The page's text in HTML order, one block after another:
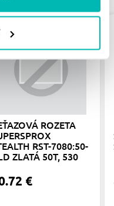
ROZETA
RST-7080:50-
ZLATÁ 50T, 530
€